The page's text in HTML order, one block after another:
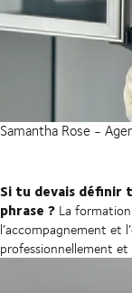
Samantha Rose -
Si tu devais définir
phrase ? La
l’accompagnement et
professionnellement